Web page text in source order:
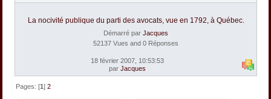
La nocivité publique du parti des avocats, vue en 1792, à Québec.
Démarré par Jacques
52137 Vues and 0 Réponses
18 février 2007, 10:53:53
par Jacques
Pages: [1]2